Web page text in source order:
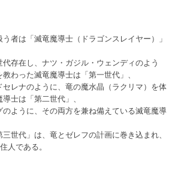
者は「滅竜魔導士（ドラゴンスレイヤー）」
存在し、ナツ・ガジル・ウェンディのよう
わった滅竜魔導士は「第一世代」、
レナのように、竜の魔水晶（ラクリマ）を体
士は「第二世代」、
ように、その両方を兼ね備えている滅竜魔導
世代」は、竜とゼレフの計画に巻き込まれ、
人である。